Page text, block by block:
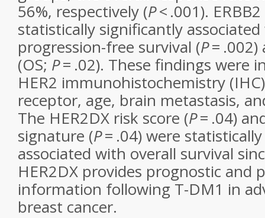
56%, respectively (P<.001).
statistically significantly
progression-free survival (P=
(OS; P= .02). These findings were
HER2 immunohistochemistry
receptor, age, brain metastasis,
The HER2DX risk score (P= .04)
signature (P= .04) were
associated with overall survival
HER2DX provides prognostic and
information following T-DM1 in
breast cancer.